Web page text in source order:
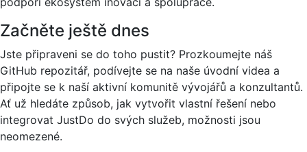
Začněte ještě dnes
Jste připraveni se do toho pustit? Prozkoumejte náš
GitHub repozitář, podívejte se na naše úvodní videa a
připojte se k naší aktivní komunitě vývojářů a konzultantů.
Ať už hledáte způsob, jak vytvořit vlastní řešení nebo
integrovat JustDo do svých služeb, možnosti jsou
neomezené.